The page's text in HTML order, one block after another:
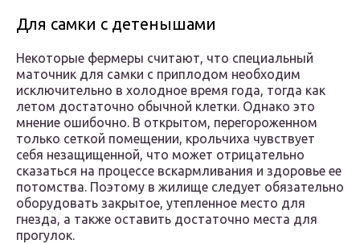
Для самки с детенышами
Некоторые фермеры считают, что специальный
маточник для самки с приплодом необходим
исключительно в холодное время года, тогда как
летом достаточно обычной клетки. Однако это
мнение ошибочно. В открытом, перегороженном
только сеткой помещении, крольчиха чувствует
себя незащищенной, что может отрицательно
сказаться на процессе вскармливания и здоровье ее
потомства. Поэтому в жилище следует обязательно
оборудовать закрытое, утепленное место для
гнезда, а также оставить достаточно места для
прогулок.